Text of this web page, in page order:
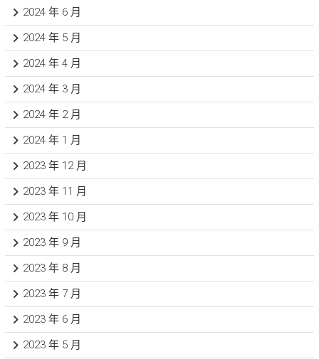
2024 年 6 月
2024 年 5 月
2024 年 4 月
2024 年 3 月
2024 年 2 月
2024 年 1 月
2023 年 12 月
2023 年 11 月
2023 年 10 月
2023 年 9 月
2023 年 8 月
2023 年 7 月
2023 年 6 月
2023 年 5 月